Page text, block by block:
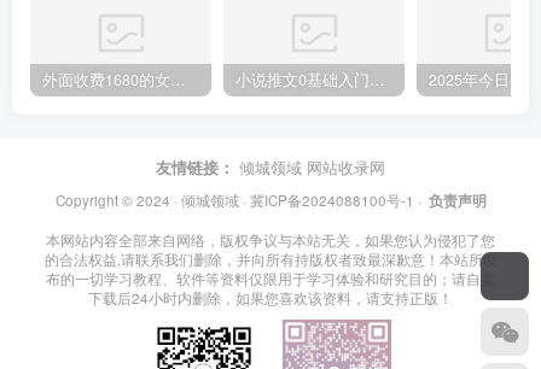
友情链接： 倾城领域 网站收录网
Copyright © 2024 · 倾城领域 · 冀ICP备2024088100号-1 · 负责声明
本网站内容全部来自网络，版权争议与本站无关，如果您认为侵犯了您
的合法权益,请联系我们删除，并向所有持版权者致最深歉意！本站所发
布的一切学习教程、软件等资料仅限用于学习体验和研究目的；请自觉
下载后24小时内删除，如果您喜欢该资料，请支持正版！